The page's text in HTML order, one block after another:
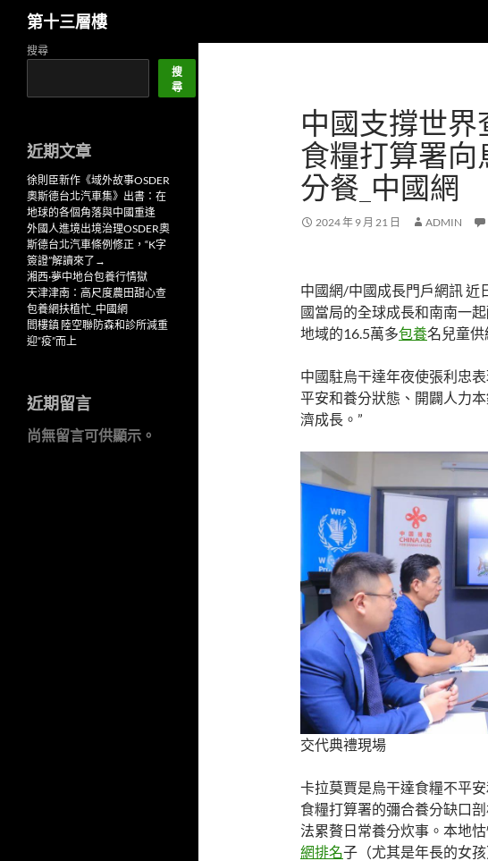
第十三層樓
中國支撐世
食糧打算署
分餐_中國網
2024 年 9 月 21 日 ADMIN
中國網/中國成長門戶網訊 近
國當局的全球成長和南南一
地域的16.5萬多包養名兒童供
中國駐烏干達年夜使張利忠
平安和養分狀態、開闢人力
濟成長。”
交代典禮現場
卡拉莫賈是烏干達食糧不平
食糧打算署的彌合養分缺口
法累贅日常養分炊事。本地
網排名子（尤其是年長的女
搜尋
搜
尋
近期文章
徐則臣新作《域外故事OSDER
奧斯德台北汽車集》出書：在
地球的各個角落與中國重逢
外國人進境出境治理OSDER奧
斯德台北汽車條例修正，“K字
簽證”解讀來了→
湘西·夢中地台包養行情獄
天津津南：高尺度農田甜心查
包養網扶植忙_中國網
閻樓鎮 陸空聯防森和診所減重
迎“疫”而上
近期留言
尚無留言可供顯示。